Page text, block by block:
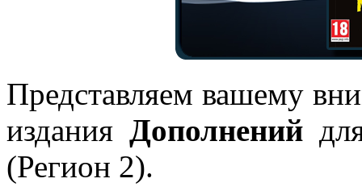
Представляем вашему
издания Дополнений
(Регион 2).